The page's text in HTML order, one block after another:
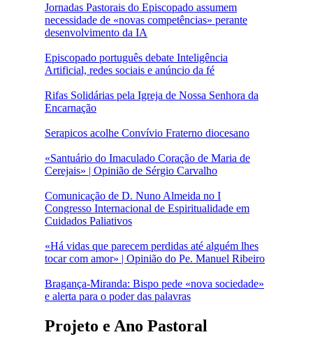
Jornadas Pastorais do Episcopado assumem
necessidade de «novas competências» perante
desenvolvimento da IA
Episcopado português debate Inteligência
Artificial, redes sociais e anúncio da fé
Rifas Solidárias pela Igreja de Nossa Senhora da
Encarnação
Serapicos acolhe Convívio Fraterno diocesano
«Santuário do Imaculado Coração de Maria de
Cerejais» | Opinião de Sérgio Carvalho
Comunicação de D. Nuno Almeida no I
Congresso Internacional de Espiritualidade em
Cuidados Paliativos
«Há vidas que parecem perdidas até alguém lhes
tocar com amor» | Opinião do Pe. Manuel Ribeiro
Bragança-Miranda: Bispo pede «nova sociedade»
e alerta para o poder das palavras
Projeto e Ano Pastoral